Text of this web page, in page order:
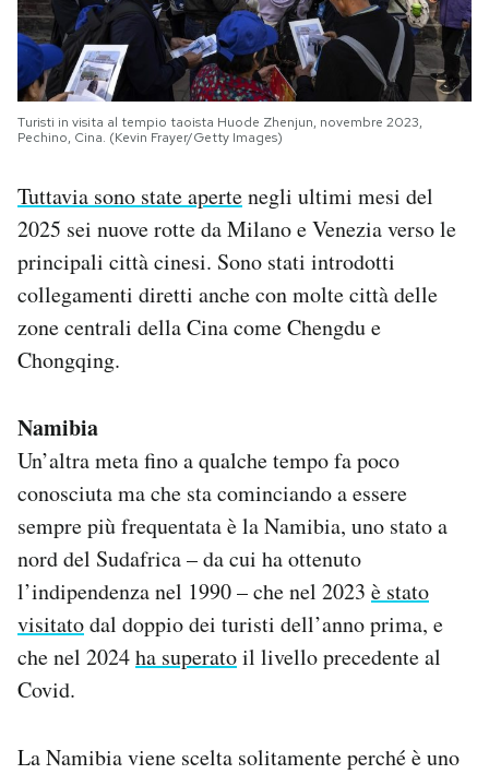
Turisti in visita al tempio taoista Huode Zhenjun, novembre 2023,
Pechino, Cina. (Kevin Frayer/Getty Images)
Tuttavia sono state apertenegli ultimi mesi del
2025 sei nuove rotte da Milano e Venezia verso le
principali città cinesi. Sono stati introdotti
collegamenti diretti anche con molte città delle
zone centrali della Cina come Chengdu e
Chongqing.
Namibia
Un’altra meta fino a qualche tempo fa poco
conosciuta ma che sta cominciando a essere
sempre più frequentata è la Namibia, uno stato a
nord del Sudafrica – da cui ha ottenuto
l’indipendenza nel 1990 – che nel 2023 è stato
visitatodal doppio dei turisti dell’anno prima, e
che nel 2024ha superatoil livello precedente al
Covid.
La Namibia viene scelta solitamente perché è uno